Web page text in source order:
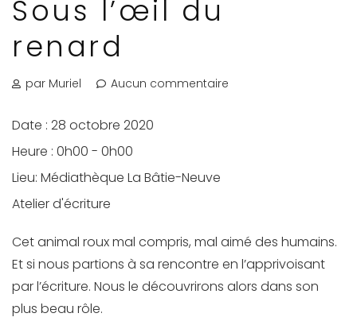
Sous l’œil du
renard
par Muriel Aucun commentaire
Date : 28 octobre 2020
Heure : 0h00 - 0h00
Lieu: Médiathèque La Bâtie-Neuve
Atelier d'écriture
Cet animal roux mal compris, mal aimé des humains.
Et si nous partions à sa rencontre en l’apprivoisant
par l’écriture. Nous le découvrirons alors dans son
plus beau rôle.